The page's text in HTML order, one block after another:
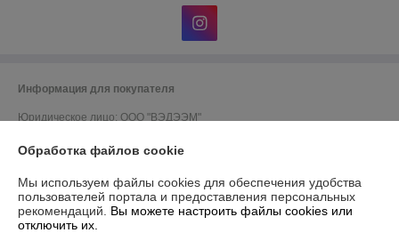
Информация для покупателя
Юридическое лицо: ООО "ВЭДЭЭМ"
Регистрационный номер ЕГР: 591045908
УНП: 591045908
Регистрационный орган: Гродненский городской исполнительный
комитет
Обработка файлов cookie
Мы используем файлы cookies для обеспечения удобства
пользователей портала и предоставления персональных
рекомендаций. Вы можете настроить файлы cookies или
отключить их.